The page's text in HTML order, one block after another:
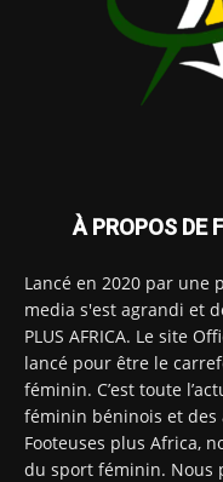
À PROPOS DE
Lancé en 2020 par une
media s'est agrandi et
PLUS AFRICA. Le site
lancé pour être le
féminin. C’est toute
féminin béninois et des
Footeuses plus Africa,
du sport féminin. Nous